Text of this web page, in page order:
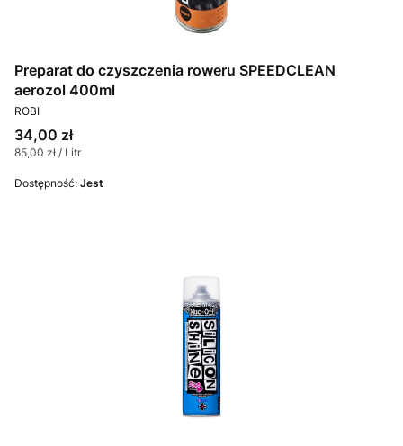
Preparat do czyszczenia roweru SPEEDCLEAN
aerozol 400ml
PRODUCENT
ROBI
Cena
34,00 zł
Cena jednostkowa
85,00 zł / Litr
Dostępność: Jest